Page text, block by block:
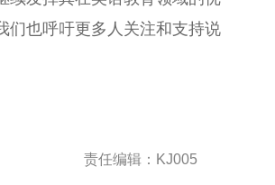
们也呼吁更多人关注和支持说
责任编辑：KJ005